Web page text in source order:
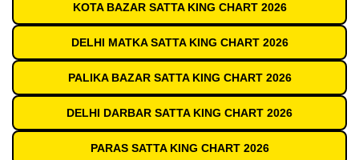
KOTA BAZAR SATTA KING CHART 2026
DELHI MATKA SATTA KING CHART 2026
PALIKA BAZAR SATTA KING CHART 2026
DELHI DARBAR SATTA KING CHART 2026
PARAS SATTA KING CHART 2026